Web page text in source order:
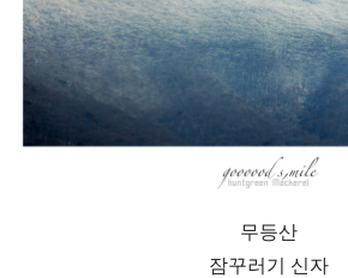
무등산
잠꾸러기 신자